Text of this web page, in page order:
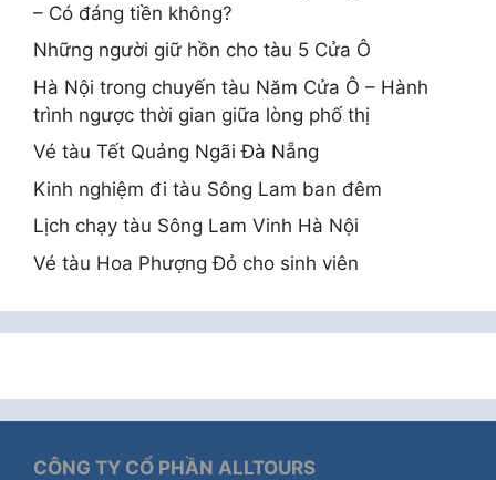
– Có đáng tiền không?
Những người giữ hồn cho tàu 5 Cửa Ô
Hà Nội trong chuyến tàu Năm Cửa Ô – Hành
trình ngược thời gian giữa lòng phố thị
Vé tàu Tết Quảng Ngãi Đà Nẵng
Kinh nghiệm đi tàu Sông Lam ban đêm
Lịch chạy tàu Sông Lam Vinh Hà Nội
Vé tàu Hoa Phượng Đỏ cho sinh viên
CÔNG TY CỔ PHẦN ALLTOURS